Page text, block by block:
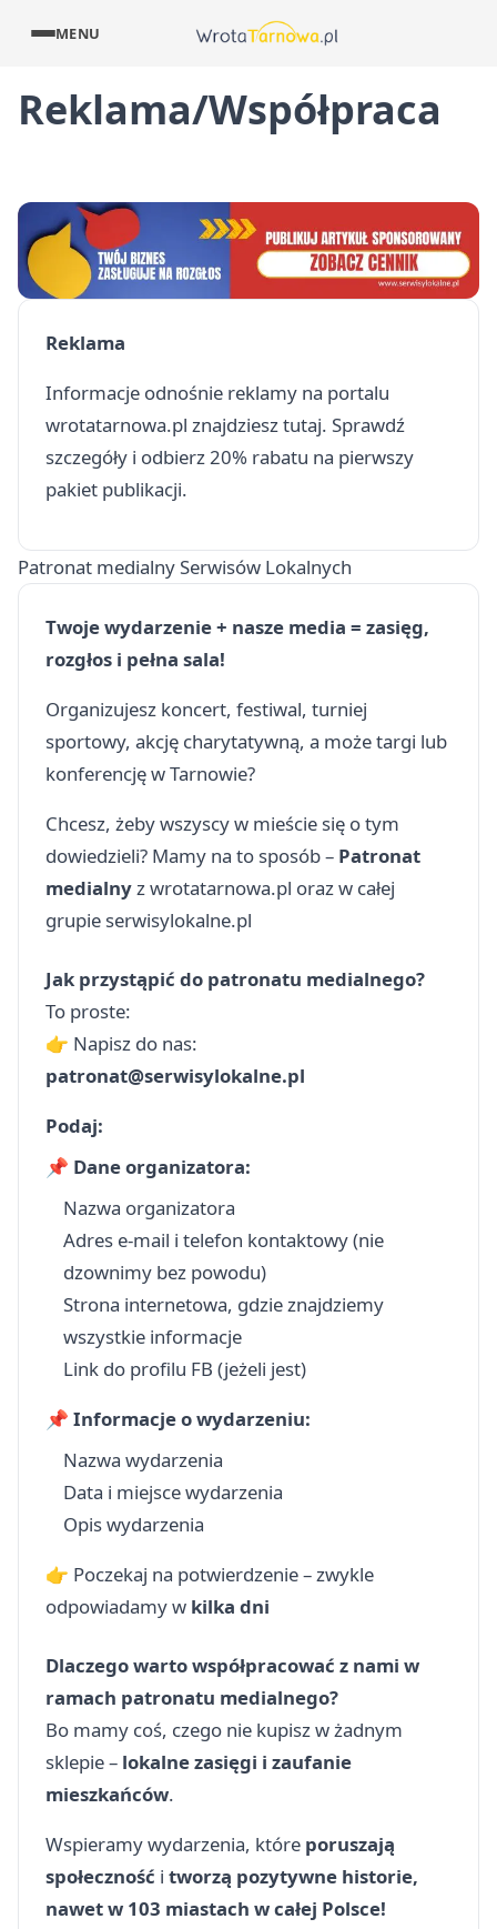
MENU
Reklama/Współpraca
Reklama
Informacje odnośnie reklamy na portalu
wrotatarnowa.pl znajdziesztutaj. Sprawdź
szczegóły i odbierz 20% rabatu na pierwszy
pakiet publikacji.
Patronat medialny Serwisów Lokalnych
Twoje wydarzenie + nasze media = zasięg,
rozgłos i pełna sala!
Organizujesz koncert, festiwal, turniej
sportowy, akcję charytatywną, a może targi lub
konferencję w Tarnowie?
Chcesz, żeby wszyscy w mieście się o tym
dowiedzieli? Mamy na to sposób – Patronat
medialnyz wrotatarnowa.pl oraz w całej
grupie serwisylokalne.pl
Jak przystąpić do patronatu medialnego?
To proste:
👉 Napisz do nas:
patronat@serwisylokalne.pl
Podaj:
📌 Dane organizatora:
Nazwa organizatora
Adres e‑mail i telefon kontaktowy (nie
dzownimy bez powodu)
Strona internetowa, gdzie znajdziemy
wszystkie informacje
Link do profilu FB (jeżeli jest)
📌 Informacje o wydarzeniu:
Nazwa wydarzenia
Data i miejsce wydarzenia
Opis wydarzenia
👉 Poczekaj na potwierdzenie – zwykle
odpowiadamy w kilka dni
Dlaczego warto współpracować z nami w
ramach patronatu medialnego?
Bo mamy coś, czego nie kupisz w żadnym
sklepie – lokalne zasięgi i zaufanie
mieszkańców.
Wspieramy wydarzenia, które poruszają
społeczność i tworzą pozytywne historie,
nawet w 103 miastach w całej Polsce!